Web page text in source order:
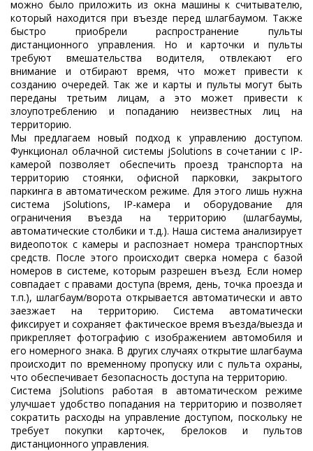
можно было приложить из окна машины к считывателю,
который находится при въезде перед шлагбаумом. Также
быстро приобрели распространение пульты
дистанционного управления. Но и карточки и пульты
требуют вмешательства водителя, отвлекают его
внимание и отбирают время, что может привести к
созданию очередей. Так же и карты и пульты могут быть
переданы третьим лицам, а это может привести к
злоупотреблению и попаданию неизвестных лиц на
территорию.
Мы предлагаем новый подход к управлению доступом.
Функционал облачной системы jSolutions в сочетании с IP-
камерой позволяет обеспечить проезд транспорта на
территорию стоянки, офисной парковки, закрытого
паркинга в автоматическом режиме. Для этого лишь нужна
система jSolutions, IP-камера и оборудование для
ограничения въезда на территорию (шлагбаумы,
автоматические столбики и т.д.). Наша система анализирует
видеопоток с камеры и распознает номера транспортных
средств. После этого происходит сверка номера с базой
номеров в системе, которым разрешен въезд. Если номер
совпадает с правами доступа (время, день, точка проезда и
т.п.), шлагбаум/ворота открывается автоматически и авто
заезжает на территорию. Система автоматически
фиксирует и сохраняет фактическое время въезда/выезда и
прикрепляет фотографию с изображением автомобиля и
его номерного знака. В других случаях открытие шлагбаума
происходит по временному пропуску или с пульта охраны,
что обеспечивает безопасность доступа на территорию.
Система jSolutions работая в автоматическом режиме
улучшает удобство попадания на территорию и позволяет
сократить расходы на управление доступом, поскольку не
требует покупки карточек, брелоков и пультов
дистанционного управления.